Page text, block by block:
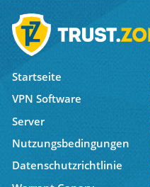
Startseite
VPN Software
Server
Nutzungsbedingungen
Datenschutzrichtlinie